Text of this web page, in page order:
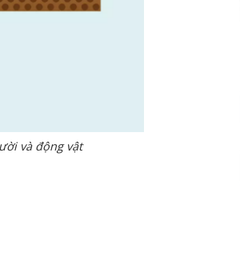
và động vật